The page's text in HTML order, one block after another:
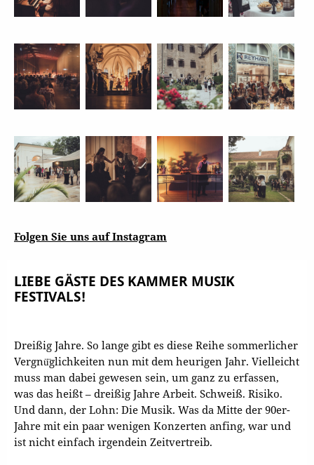
Folgen Sie uns auf Instagram
LIEBE GÄSTE DES KAMMER MUSIK
FESTIVALS!
Dreißig Jahre. So lange gibt es diese Reihe sommerlicher
Vergnü̈glichkeiten nun mit dem heurigen Jahr. Vielleicht
muss man dabei gewesen sein, um ganz zu erfassen,
was das heißt – dreißig Jahre Arbeit. Schweiß. Risiko.
Und dann, der Lohn: Die Musik. Was da Mitte der 90er-
Jahre mit ein paar wenigen Konzerten anfing, war und
ist nicht einfach irgendein Zeitvertreib.